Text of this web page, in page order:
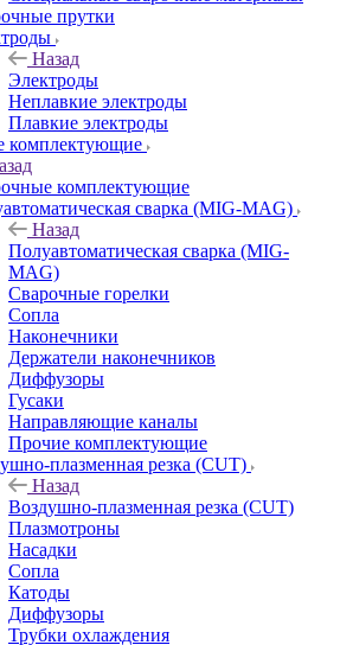
прутки
Назад
Электроды
Неплавкие электроды
Плавкие электроды
комплектующие
комплектующие
сварка (MIG-MAG)
Назад
Полуавтоматическая сварка (MIG-
MAG)
Сварочные горелки
Сопла
Наконечники
Держатели наконечников
Диффузоры
Гусаки
Направляющие каналы
Прочие комплектующие
плазменная резка (CUT)
Назад
Воздушно-плазменная резка (CUT)
Плазмотроны
Насадки
Сопла
Катоды
Диффузоры
Трубки охлаждения